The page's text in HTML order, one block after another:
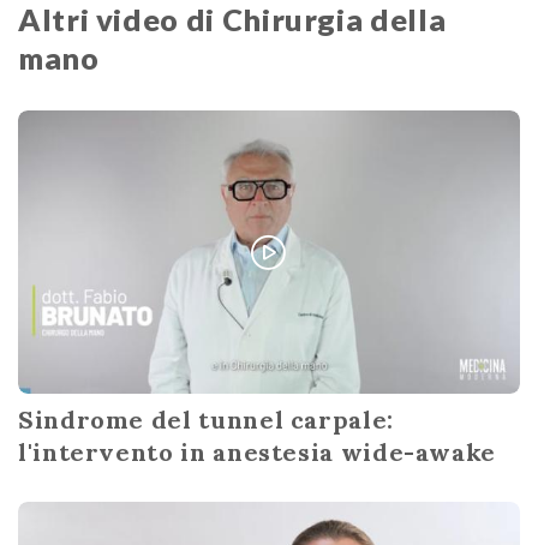
Altri video di Chirurgia della
mano
Sindrome del tunnel carpale:
l'intervento in anestesia wide-awake